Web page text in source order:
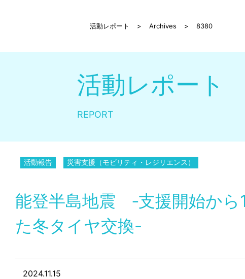
活動レポート > Archives > 8380
活動レポート
REPORT
活動報告 災害支援（モビリティ・レジリエンス）
能登半島地震 ‐支援開始から
た冬タイヤ交換-
2024.11.15